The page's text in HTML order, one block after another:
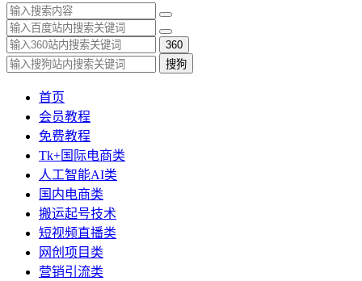
360
搜狗
首页
会员教程
免费教程
Tk+国际电商类
人工智能AI类
国内电商类
搬运起号技术
短视频直播类
网创项目类
营销引流类